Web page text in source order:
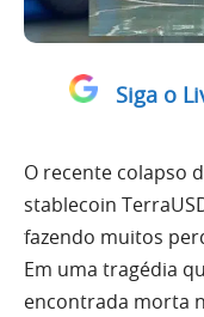
Siga o
O recente colapso
stablecoin
fazendo muitos
Em uma tragédia
encontrada morta